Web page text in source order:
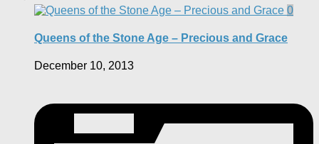
0
Queens of the Stone Age – Precious and Grace
December 10, 2013